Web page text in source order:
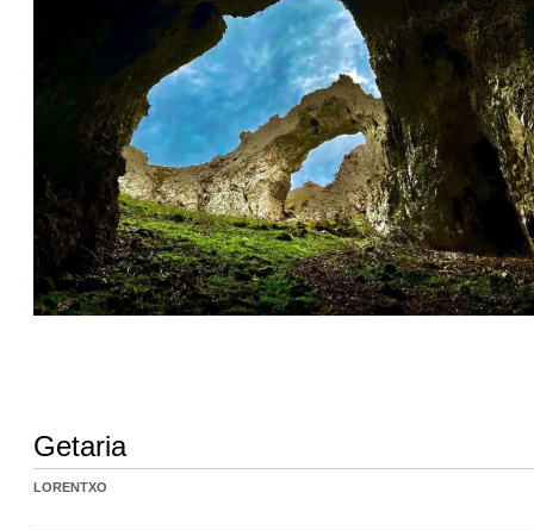
Getaria
LORENTXO